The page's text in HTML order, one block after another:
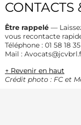
CONTACTS
Être rappelé —
vous recontacte
Téléphone : 01 58 18
Mail :
↑ Revenir en haut
Crédit photo : FC et